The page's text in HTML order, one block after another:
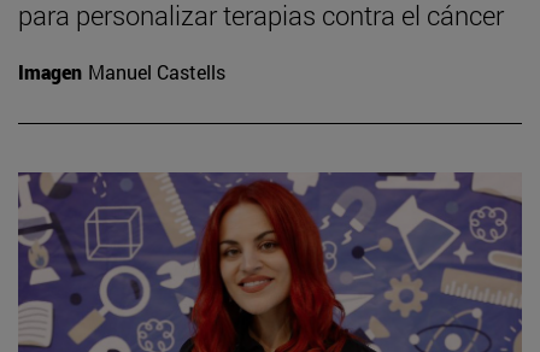
para personalizar terapias contra el cáncer
Imagen Manuel Castells